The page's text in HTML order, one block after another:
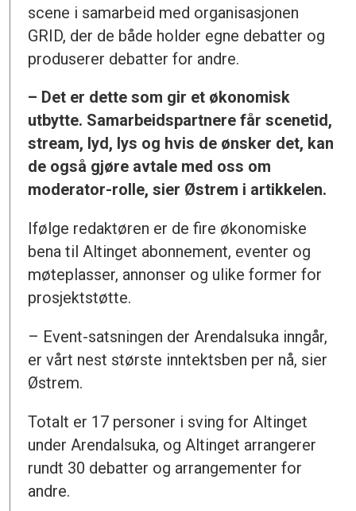
scene i samarbeid med organisasjonen
GRID, der de både holder egne debatter og
produserer debatter for andre.
– Det er dette som gir et økonomisk
utbytte. Samarbeidspartnere får scenetid,
stream, lyd, lys og hvis de ønsker det, kan
de også gjøre avtale med oss om
moderator-rolle, sier Østrem i artikkelen.
Ifølge redaktøren er de fire økonomiske
bena til Altinget abonnement, eventer og
møteplasser, annonser og ulike former for
prosjektstøtte.
– Event-satsningen der Arendalsuka inngår,
er vårt nest største inntektsben per nå, sier
Østrem.
Totalt er 17 personer i sving for Altinget
under Arendalsuka, og Altinget arrangerer
rundt 30 debatter og arrangementer for
andre.